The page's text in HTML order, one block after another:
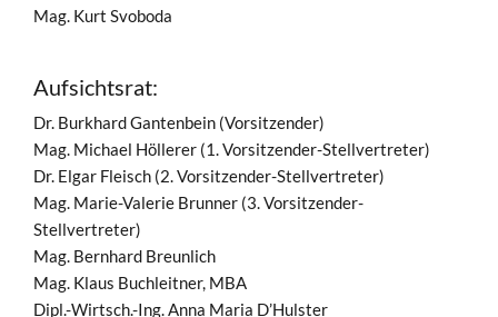
Mag. Kurt Svoboda
Aufsichtsrat:
Dr. Burkhard Gantenbein (Vorsitzender)
Mag. Michael Höllerer (1. Vorsitzender-Stellvertreter)
Dr. Elgar Fleisch (2. Vorsitzender-Stellvertreter)
Mag. Marie-Valerie Brunner (3. Vorsitzender-
Stellvertreter)
Mag. Bernhard Breunlich
Mag. Klaus Buchleitner, MBA
Dipl.-Wirtsch.-Ing. Anna Maria D’Hulster